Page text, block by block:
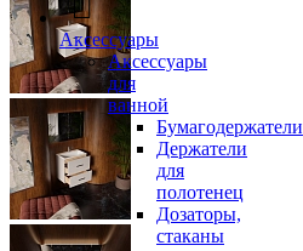
Аксессуары
Аксессуары
для
ванной
Бумагодержатели
Держатели
для
полотенец
Дозаторы,
стаканы